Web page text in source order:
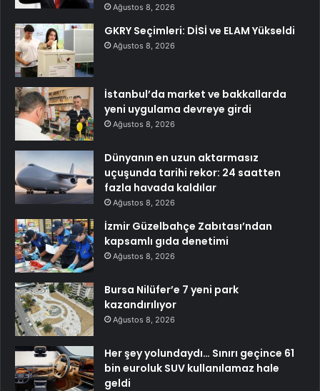
Ağustos 8, 2026
GKRY Seçimleri: DİSİ ve ELAM Yükseldi
Ağustos 8, 2026
İstanbul’da market ve bakkallarda
yeni uygulama devreye girdi
Ağustos 8, 2026
Dünyanın en uzun aktarmasız
uçuşunda tarihi rekor: 24 saatten
fazla havada kaldılar
Ağustos 8, 2026
İzmir Güzelbahçe Zabıtası’ndan
kapsamlı gıda denetimi
Ağustos 8, 2026
Bursa Nilüfer’e 7 yeni park
kazandırılıyor
Ağustos 8, 2026
Her şey yolundaydı… Sınırı geçince 61
bin euroluk SUV kullanılamaz hale
geldi